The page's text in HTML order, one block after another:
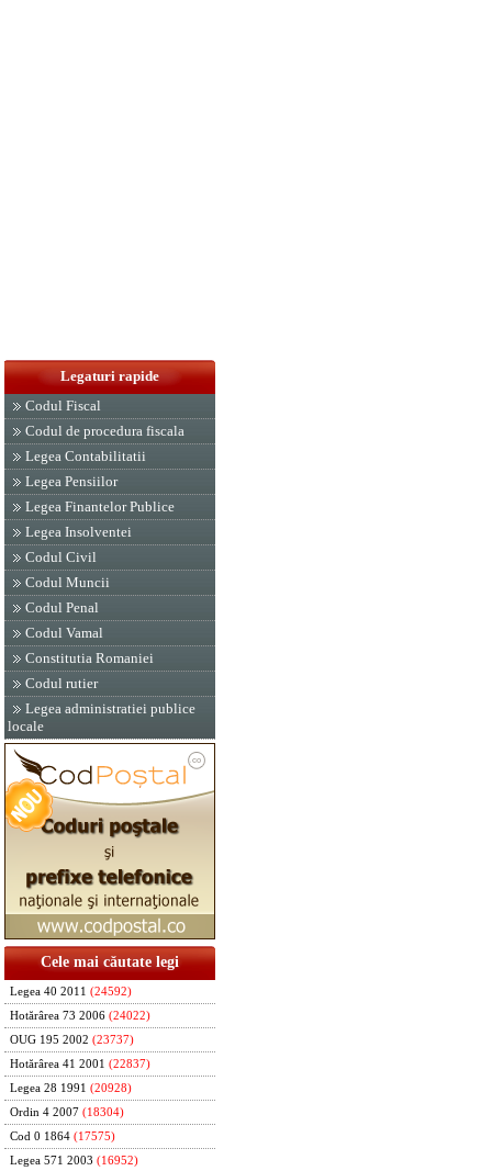
Legaturi rapide
Codul Fiscal
Codul de procedura fiscala
Legea Contabilitatii
Legea Pensiilor
Legea Finantelor Publice
Legea Insolventei
Codul Civil
Codul Muncii
Codul Penal
Codul Vamal
Constitutia Romaniei
Codul rutier
Legea administratiei publice
locale
Cele mai căutate legi
Legea 40 2011 (24592)
Hotărârea 73 2006 (24022)
OUG 195 2002 (23737)
Hotărârea 41 2001 (22837)
Legea 28 1991 (20928)
Ordin 4 2007 (18304)
Cod 0 1864 (17575)
Legea 571 2003 (16952)